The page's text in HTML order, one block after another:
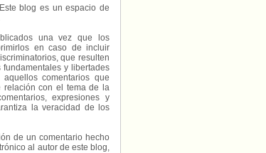
blog es un espacio de
una vez que los
en caso de incluir
que resulten
y libertades
comentarios que
relación con el tema de la
expresiones y
la veracidad de los
de un comentario hecho
al autor de este blog,